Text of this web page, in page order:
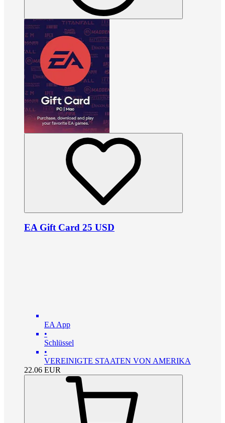
EA Gift Card 25 USD
EA App
•
Schlüssel
•
VEREINIGTE STAATEN VON AMERIKA
22.06 EUR